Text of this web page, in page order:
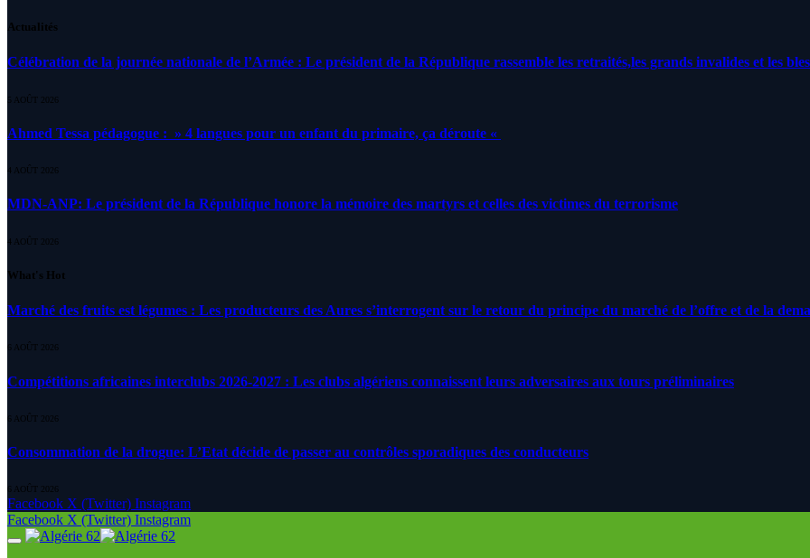
Actualités
Célébration de la journée nationale de l’Armée : Le président de la République rassemble les retraités,les grands invalides et les
5 AOÛT 2026
Ahmed Tessa pédagogue : » 4 langues pour un enfant du primaire, ça déroute «
4 AOÛT 2026
MDN-ANP: Le président de la République honore la mémoire des martyrs et celles des victimes du terrorisme
4 AOÛT 2026
What's Hot
Marché des fruits est légumes : Les producteurs des Aures s’interrogent sur le retour du principe du marché de l’offre et de la
6 AOÛT 2026
Compétitions africaines interclubs 2026-2027 : Les clubs algériens connaissent leurs adversaires aux tours préliminaires
6 AOÛT 2026
Consommation de la drogue: L’Etat décide de passer au contrôles sporadiques des conducteurs
6 AOÛT 2026
Facebook X (Twitter) Instagram
Facebook X (Twitter) Instagram